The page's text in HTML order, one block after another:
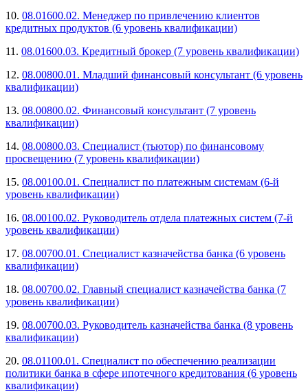
10. 08.01600.02. Менеджер по привлечению клиентов
кредитных продуктов (6 уровень квалификации)
11. 08.01600.03. Кредитный брокер (7 уровень квалификации)
12. 08.00800.01. Младший финансовый консультант (6 уровень
квалификации)
13. 08.00800.02. Финансовый консультант (7 уровень
квалификации)
14. 08.00800.03. Специалист (тьютор) по финансовому
просвещению (7 уровень квалификации)
15. 08.00100.01. Специалист по платежным системам (6-й
уровень квалификации)
16. 08.00100.02. Руководитель отдела платежных систем (7-й
уровень квалификации)
17. 08.00700.01. Специалист казначейства банка (6 уровень
квалификации)
18. 08.00700.02. Главный специалист казначейства банка (7
уровень квалификации)
19. 08.00700.03. Руководитель казначейства банка (8 уровень
квалификации)
20. 08.01100.01. Специалист по обеспечению реализации
политики банка в сфере ипотечного кредитования (6 уровень
квалификации)